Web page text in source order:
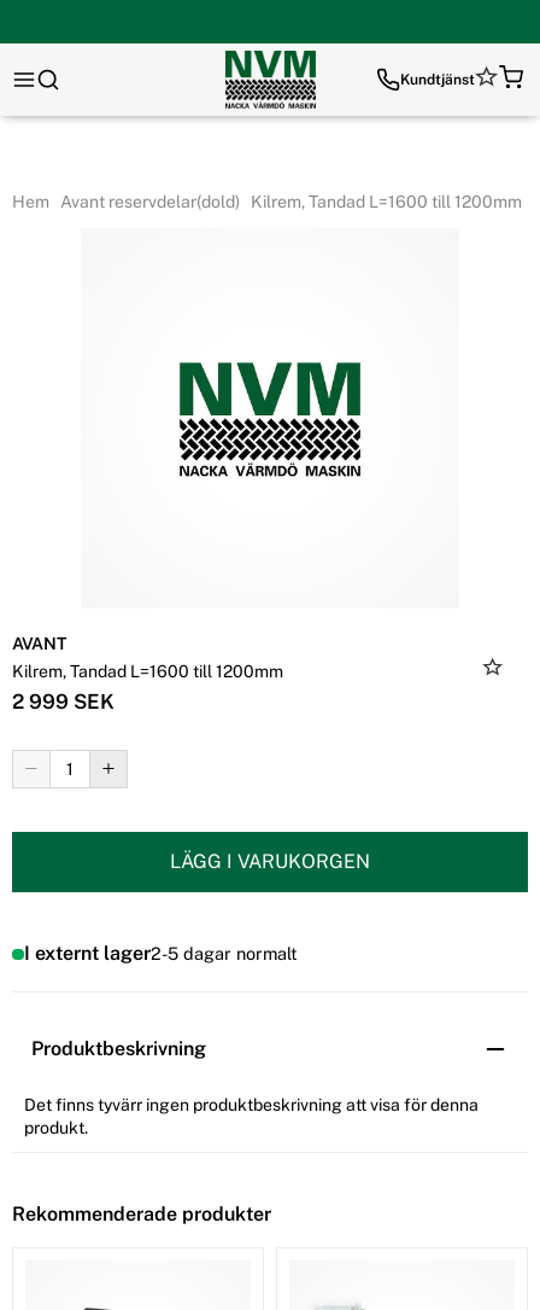
Kundtjänst
Hem Avant reservdelar(dold) Kilrem, Tandad L=1600 till 1200mm
AVANT
Kilrem, Tandad L=1600 till 1200mm
2 999 SEK
LÄGG I VARUKORGEN
I externt lager2-5 dagar normalt
Produktbeskrivning
Det finns tyvärr ingen produktbeskrivning att visa för denna
produkt.
Rekommenderade produkter